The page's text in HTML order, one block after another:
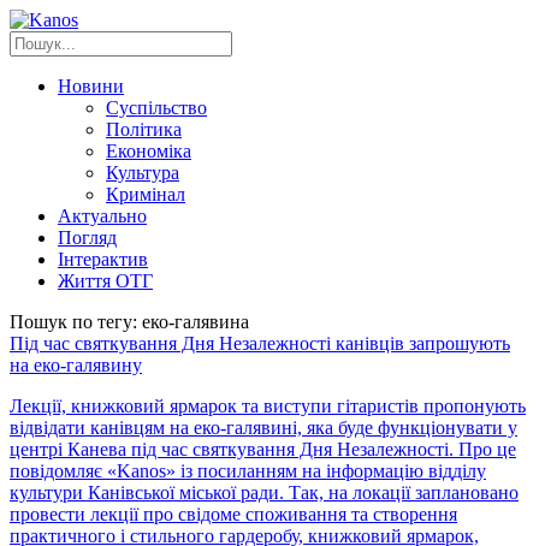
Новини
Суспільство
Політика
Економіка
Культура
Кримінал
Актуально
Погляд
Інтерактив
Життя ОТГ
Пошук по тегу: еко-галявина
Під час святкування Дня Незалежності канівців запрошують
на еко-галявину
Лекції, книжковий ярмарок та виступи гітаристів пропонують
відвідати канівцям на еко-галявині, яка буде функціонувати у
центрі Канева під час святкування Дня Незалежності. Про це
повідомляє «Kanos» із посиланням на інформацію відділу
культури Канівської міської ради. Так, на локації заплановано
провести лекції про свідоме споживання та створення
практичного і стильного гардеробу, книжковий ярмарок,